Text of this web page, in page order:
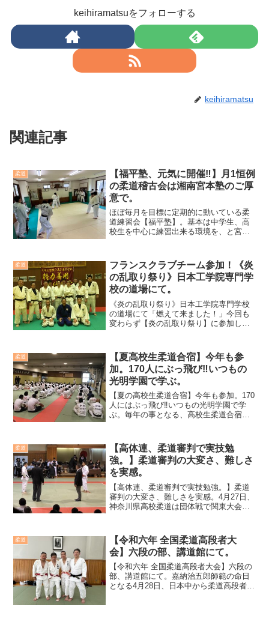
keihiramatsuをフォローする
keihiramatsu
関連記事
柔道
【福平塾、元気に開催‼️】月1恒例
の柔道稽古会は湘南宮本塾のご厚
意で。
ほぼ毎月を目標に定期的に動いている柔
道練習会【福平塾】。基本は中学生、高
校生を中心に練習出来る環境を、と宮本
と名付け湘南宮本塾道場をお借りしての
稽古時間。開催された日は...
柔道
フランスクラブチーム参加！《炎
の乱取り祭り》日本工学院専門学
校の道場にて。
《炎の乱取り祭り》日本工学院専門学校
の道場にて「燃えて来ました！」今回も
変わらず【炎の乱取り祭り】に参加して
日藤の後輩になる、コレまたインターハ
イ チャンプの飯田篤さんか...
柔道
【夏高校生柔道合宿】今年も参
加。170人にぶっ飛び‼️いつもの
光明学園で学ぶ。
【夏の高校生柔道合宿】今年も参加。170
人にはぶっ飛び‼️いつもの光明学園で学
ぶ。毎年の事となる、高校生柔道合宿に
強烈に強い生徒もいれば、初心者に近か
った生徒が翌年は強...
柔道
【高体連、柔道審判で実技勉
強。】柔道審判の大変さ、難しさ
を実感。
【高体連、柔道審判で実技勉強。】柔道
審判の大変さ、難しさを実感。4月27日、
神奈川県高校柔道は団体戦で関東大会出
来ました」となるのですが、今回は「勉
強させて下さい」とし...
柔道
【令和六年 全国柔道高段者大
会】六段の部、講道館にて。
【令和六年 全国柔道高段者大会】六段の
部、講道館にて。嘉納治五郎師範の命日
となる4月28日、日本中から柔道高段者の